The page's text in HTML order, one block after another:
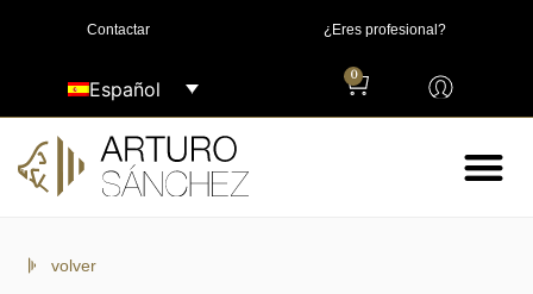
Contactar ¿Eres profesional?
Español
0
volver